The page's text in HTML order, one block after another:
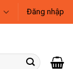
Đăng nhập